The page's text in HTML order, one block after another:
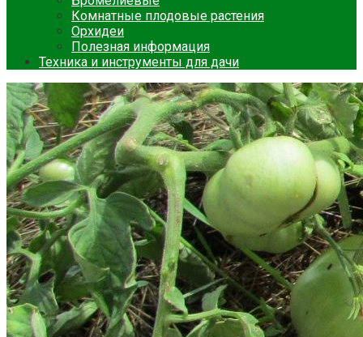
Комнатные плодовые растения
Орхидеи
Полезная информация
Техника и инструменты для дачи